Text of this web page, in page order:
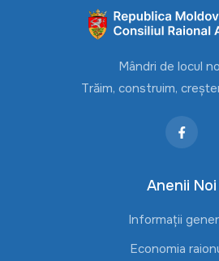
Mândri de locul
Trăim, construim,
Anenii Noi
Informații
Economia